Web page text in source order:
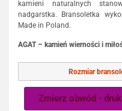
kamieni naturalnych
nadgarstka. Bransoletka
Made in Poland.
AGAT – kamień wierności i
Rozmiar
Zmierz obwód -